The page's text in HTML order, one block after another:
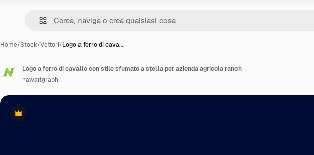
Home/Stock/Vettori/Logo a ferro di cava…
Premium
Logo a ferro di cavallo con stile sfumato a stella per azienda agricola ranch
nawaitgraph